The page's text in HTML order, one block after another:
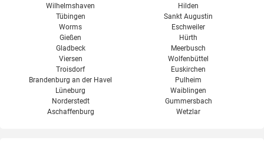
Wilhelmshaven
Tübingen
Worms
Gießen
Gladbeck
Viersen
Troisdorf
Brandenburg an der Havel
Lüneburg
Norderstedt
Aschaffenburg
Hilden
Sankt Augustin
Eschweiler
Hürth
Meerbusch
Wolfenbüttel
Euskirchen
Pulheim
Waiblingen
Gummersbach
Wetzlar